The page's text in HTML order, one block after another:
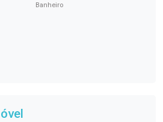
Banheiro